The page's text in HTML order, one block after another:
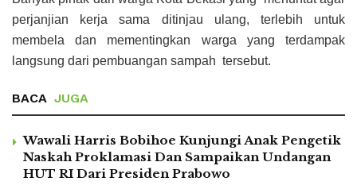
perjanjian kerja sama ditinjau ulang, terlebih untuk
membela dan mementingkan warga yang terdampak
langsung dari pembuangan sampah tersebut.
BACA JUGA
Wawali Harris Bobihoe Kunjungi Anak Pengetik
Naskah Proklamasi Dan Sampaikan Undangan
HUT RI Dari Presiden Prabowo